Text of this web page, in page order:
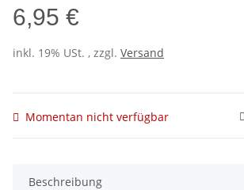
6,95 €
inkl. 19% USt. , zzgl. Versand
Momentan nicht verfügbar
Beschreibung